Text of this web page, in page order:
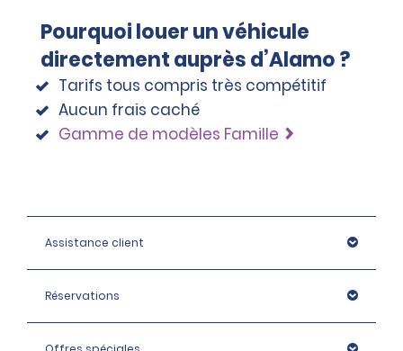
Pourquoi louer un véhicule
directement auprès d’Alamo ?
Tarifs tous compris très compétitif
Aucun frais caché
Gamme de modèles Famille
Assistance client
Réservations